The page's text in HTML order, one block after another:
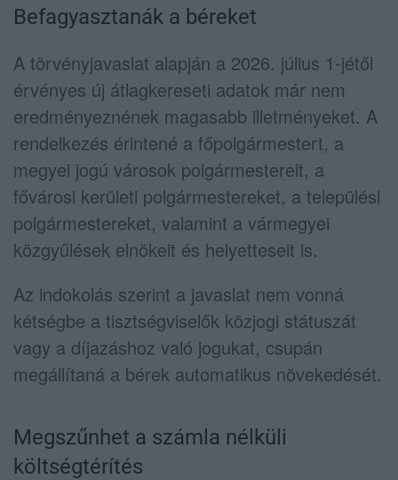
Befagyasztanák a béreket
A törvényjavaslat alapján a 2026. július 1-jétől
érvényes új átlagkereseti adatok már nem
eredményeznének magasabb illetményeket. A
rendelkezés érintené a főpolgármestert, a
megyei jogú városok polgármestereit, a
fővárosi kerületi polgármestereket, a települési
polgármestereket, valamint a vármegyei
közgyűlések elnökeit és helyetteseit is.
Az indokolás szerint a javaslat nem vonná
kétségbe a tisztségviselők közjogi státuszát
vagy a díjazáshoz való jogukat, csupán
megállítaná a bérek automatikus növekedését.
Megszűnhet a számla nélküli
költségtérítés